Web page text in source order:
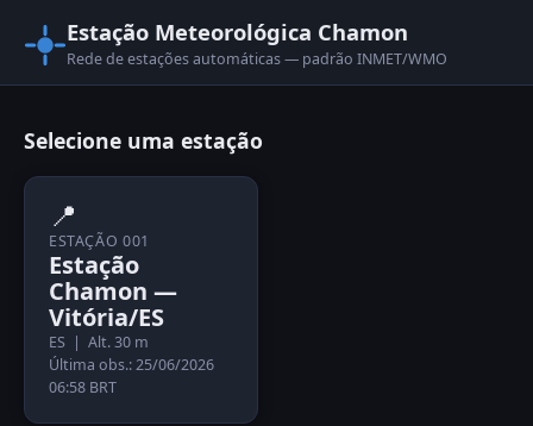
Estação Meteorológica Chamon
Rede de estações automáticas — padrão INMET/WMO
Selecione uma estação
📍
ESTAÇÃO 001
Estação
Chamon —
Vitória/ES
ES | Alt. 30 m
Última obs.: 25/06/2026
06:58 BRT